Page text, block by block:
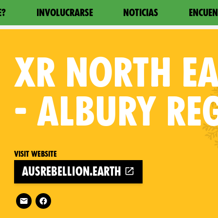
INVOLUCRARSE NOTICIAS
XR NORTH
- ALBURY
Visit website
ausrebellion.earth
Follow XR North East Victoria - Albury Region on